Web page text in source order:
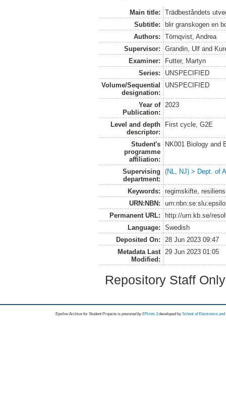
Main title:
Trädbeståndets
Subtitle:
blir granskogen en
Authors:
Törnqvist, Andrea
Supervisor:
Grandin, Ulf and
Examiner:
Futter, Martyn
Series:
UNSPECIFIED
Volume/Sequential
designation:
UNSPECIFIED
Year of
Publication:
2023
Level and depth
descriptor:
First cycle, G2E
Student's
programme
affiliation:
NK001 Biology and
Supervising
department:
(NL, NJ) > Dept. of
Keywords:
regimskifte,
URN:NBN:
Permanent URL:
http://urn.kb.se/
Language:
Swedish
Deposited On:
28 Jun 2023 09:47
Metadata Last
Modified:
29 Jun 2023 01:05
Repository Staff
Epsilon Archive for Student Projects is powored byEPrints 3 developed by School of Electronics